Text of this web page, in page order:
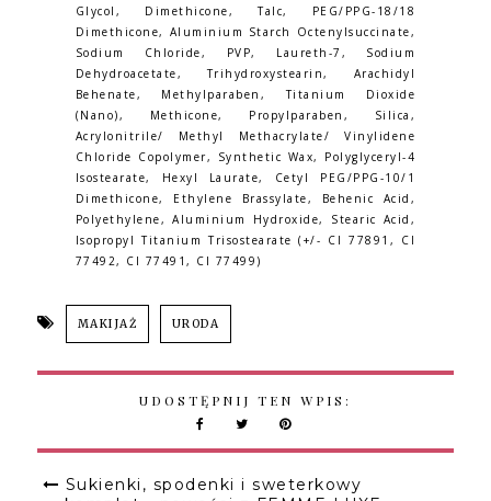
Glycol, Dimethicone, Talc, PEG/PPG-18/18
Dimethicone, Aluminium Starch Octenylsuccinate,
Sodium Chloride, PVP, Laureth-7, Sodium
Dehydroacetate, Trihydroxystearin, Arachidyl
Behenate, Methylparaben, Titanium Dioxide
(Nano), Methicone, Propylparaben, Silica,
Acrylonitrile/ Methyl Methacrylate/ Vinylidene
Chloride Copolymer, Synthetic Wax, Polyglyceryl-4
Isostearate, Hexyl Laurate, Cetyl PEG/PPG-10/1
Dimethicone, Ethylene Brassylate, Behenic Acid,
Polyethylene, Aluminium Hydroxide, Stearic Acid,
Isopropyl Titanium Trisostearate (+/- CI 77891, CI
77492, CI 77491, CI 77499)
MAKIJAŻ URODA
UDOSTĘPNIJ TEN WPIS:
Sukienki, spodenki i sweterkowy